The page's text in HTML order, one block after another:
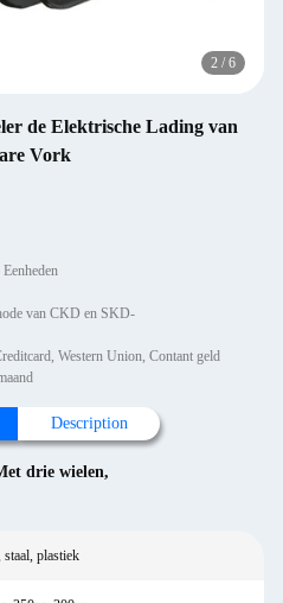
2 / 6
de Elektrische Lading van
Vork
van CKD en SKD-
Western Union, Contant geld
Description
drie wielen,
staal, plastiek